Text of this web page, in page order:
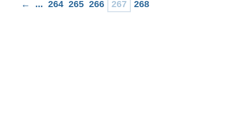
← ... 264 265 266 267 268